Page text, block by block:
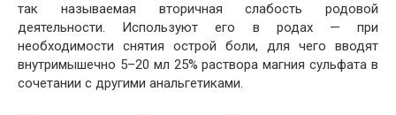
так называемая вторичная слабость родовой
деятельности. Используют его в родах — при
необходимости снятия острой боли, для чего вводят
внутримышечно 5–20 мл 25% раствора магния сульфата в
сочетании с другими анальгетиками.